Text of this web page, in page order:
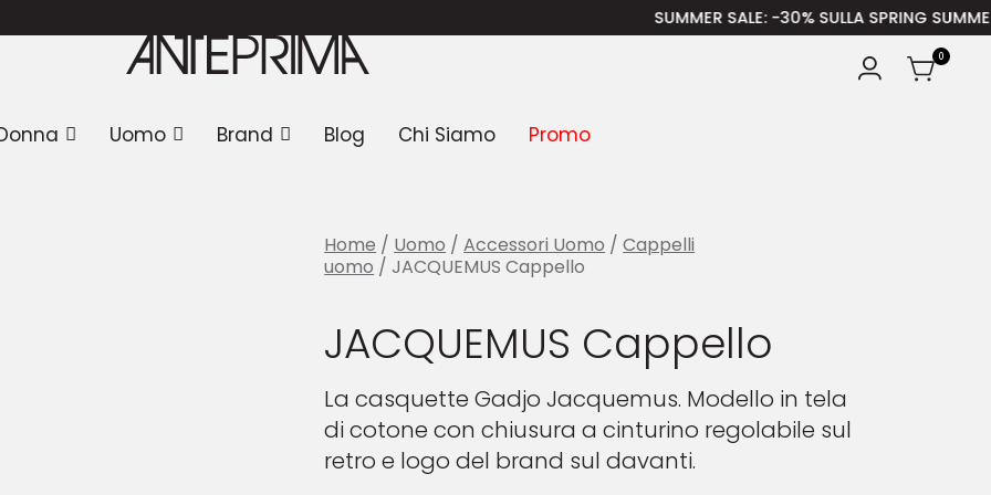
SUMMER SALE: -30% SULLA SPRING SUMMER –
0
Uomo Brand Blog Chi Siamo Promo
Home / Uomo /Accessori Uomo /Cappelli
uomo / JACQUEMUS Cappello
JACQUEMUS Cappello
La casquette Gadjo Jacquemus. Modello in tela
di cotone con chiusura a cinturino regolabile sul
retro e logo del brand sul davanti.